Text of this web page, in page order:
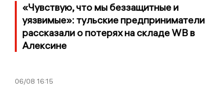
«Чувствую, что мы беззащитные и
уязвимые»: тульские предприниматели
рассказали о потерях на складе WB в
Алексине
06/08 16:15